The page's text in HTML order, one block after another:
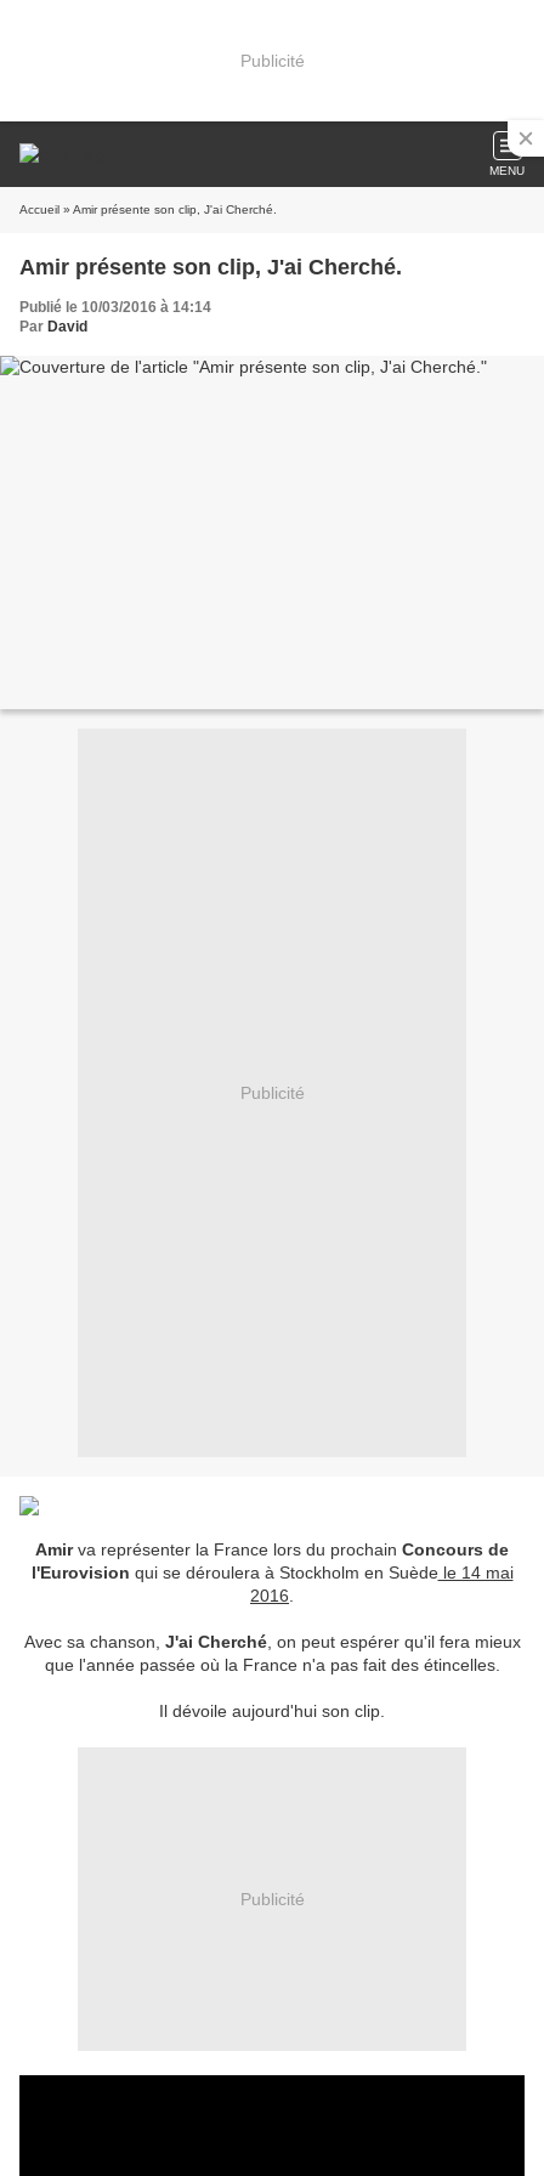
Publicité
MENU
Accueil » Amir présente son clip, J'ai Cherché.
Amir présente son clip, J'ai Cherché.
Publié le 10/03/2016 à 14:14
Par David
Publicité
Amirva représenter la France lors du prochain Concours de
l'Eurovision qui se déroulera à Stockholm en Suèdele 14 mai
2016
Avec sa chanson, J'ai Cherché, on peut espérer qu'il fera mieux
que l'année passée où la France n'a pas fait des étincelles.
Il dévoile aujourd'hui son clip.
Publicité